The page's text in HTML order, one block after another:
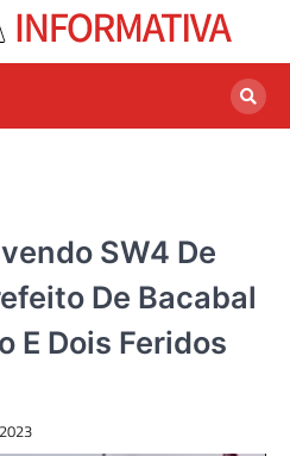
SW4 De
De Bacabal
E Dois Feridos